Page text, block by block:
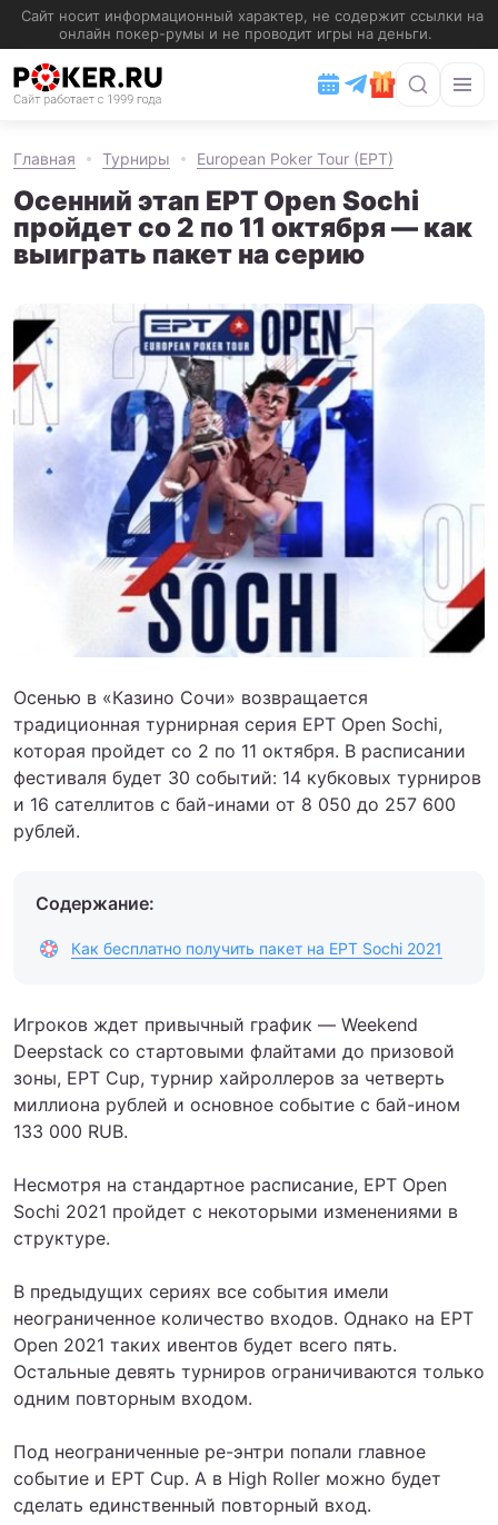
Главная Турниры European Poker Tour (EPT)
Осенний этап EPT Open Sochi
пройдет со 2 по 11 октября — как
выиграть пакет на серию
Осенью в «Казино Сочи» возвращается
традиционная турнирная серия EPT Open Sochi,
которая пройдет со 2 по 11 октября. В расписании
фестиваля будет 30 событий: 14 кубковых турниров
и 16 сателлитов с бай-инами от 8 050 до 257 600
рублей.
Содержание:
Как бесплатно получить пакет на EPT Sochi 2021
Игроков ждет привычный график — Weekend
Deepstack со стартовыми флайтами до призовой
зоны, EPT Cup, турнир хайроллеров за четверть
миллиона рублей и основное событие с бай-ином
133 000 RUB.
Несмотря на стандартное расписание, EPT Open
Sochi 2021 пройдет с некоторыми изменениями в
структуре.
В предыдущих сериях все события имели
неограниченное количество входов. Однако на EPT
Open 2021 таких ивентов будет всего пять.
Остальные девять турниров ограничиваются только
одним повторным входом.
Под неограниченные ре-энтри попали главное
событие и EPT Cup. А в High Roller можно будет
сделать единственный повторный вход.